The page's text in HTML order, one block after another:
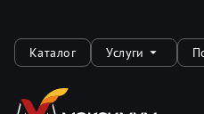
Каталог Услуги